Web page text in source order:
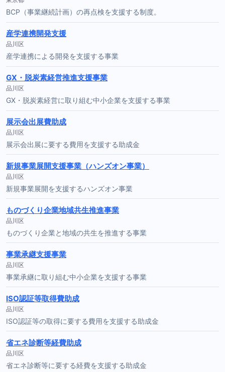
BCP（事業継続計画）の再点検を支援する制度。
産学連携開発支援
品川区
産学連携による開発を支援する事業
GX・脱炭素経営推進支援事業
品川区
GX・脱炭素経営に取り組む中小企業を支援する事業
展示会出展費助成
品川区
展示会出展に要する費用を支援する助成金
新規事業展開支援事業（ハンズオン事業）
品川区
新規事業展開を支援するハンズオン事業
ものづくり企業地域共生推進事業
品川区
ものづくり企業と地域の共生を推進する事業
事業承継支援事業
品川区
事業承継に取り組む中小企業を支援する事業
ISO認証等取得費助成
品川区
ISO認証等の取得に要する費用を支援する助成金
省エネ診断等経費助成
品川区
省エネ診断等に要する経費を支援する助成金